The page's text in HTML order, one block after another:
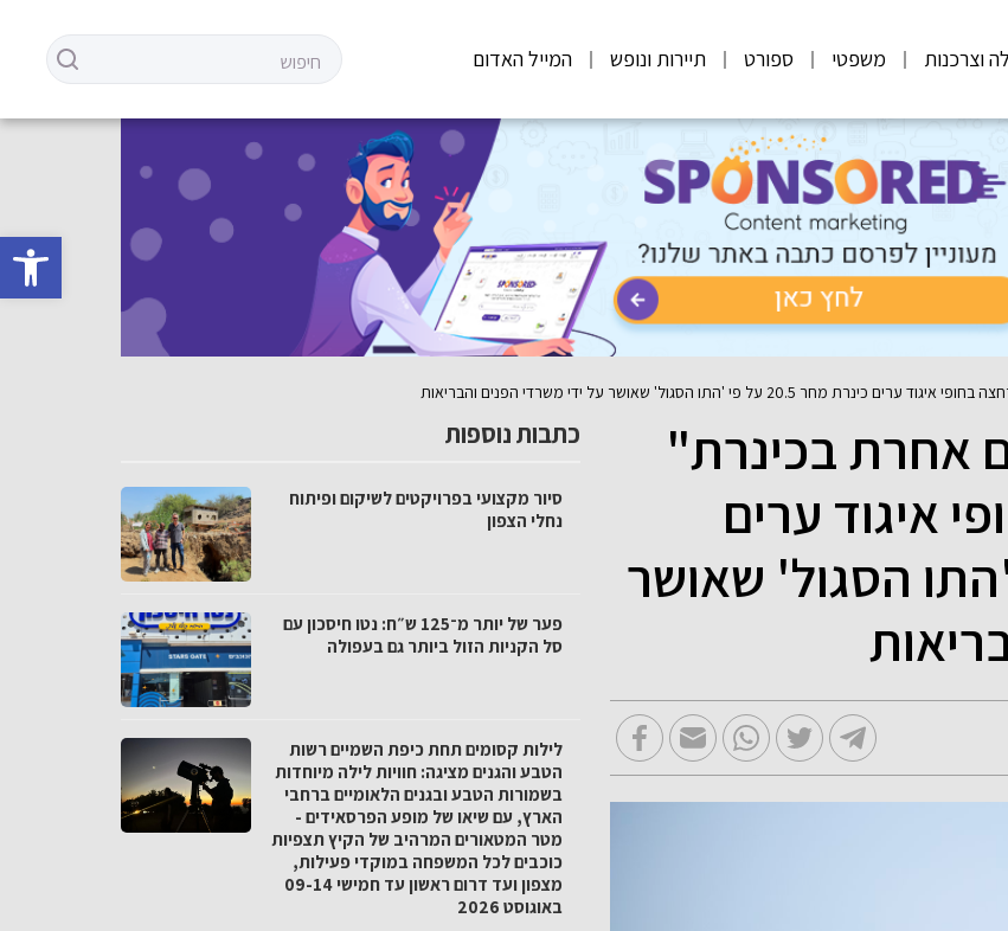
פתח
וצרכנות משפטי ספורט תיירות ונופש המייל האדום
פי 'התו הסגול' שאושר על ידי משרדי הפנים והבריאות
אחרת בכינרת"
איגוד ערים
על פי 'התו הסגול' שאושר
כתבות נוספות
סיור מקצועי בפרויקטים לשיקום ופיתוח
נחלי הצפון
פער של יותר מ־125 ש״ח: נטו חיסכון עם
סל הקניות הזול ביותר גם בעפולה
לילות קסומים תחת כיפת השמיים רשות
הטבע והגנים מציגה: חוויות לילה מיוחדות
בשמורות הטבע ובגנים הלאומיים ברחבי
הארץ, עם שיאו של מופע הפרסאידים -
מטר המטאורים המרהיב של הקיץ תצפיות
כוכבים לכל המשפחה במוקדי פעילות,
מצפון ועד דרום ראשון עד חמישי 09-14
באוגוסט 2026